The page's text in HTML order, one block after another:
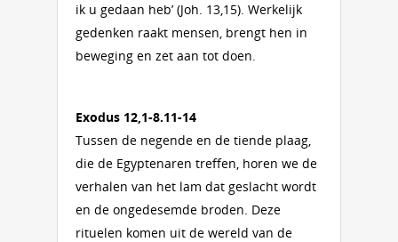
ik u gedaan heb’ (Joh. 13,15). Werkelijk
gedenken raakt mensen, brengt hen in
beweging en zet aan tot doen.
Exodus 12,1-8.11-14
Tussen de negende en de tiende plaag,
die de Egyptenaren treffen, horen we de
verhalen van het lam dat geslacht wordt
en de ongedesemde broden. Deze
rituelen komen uit de wereld van de